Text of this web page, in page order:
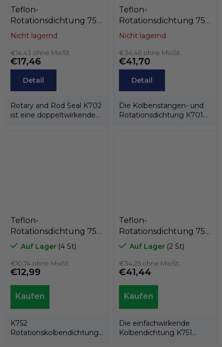
Teflon-
Rotationsdichtung 75 x
86 x 4,2
PTFE+Bronze/NBR,
Kastas K702-075
Nicht lagernd
€14,43 ohne MwSt.
€17,46
Detail
Rotary and Rod Seal K702
ist eine doppeltwirkende
Teflon-
Rotationsdichtung 75 x
84,4 x 7,1
PTFE+C/Edelstahlfeder,
Kastas K701-075
Nicht lagernd
€34,46 ohne MwSt.
€41,70
Detail
Die Kolbenstangen- und
Rotationsdichtung K701
Teflon-
Rotationsdichtung 75 x
67,5 x 3,2
PTFE+Bronze/NBR,
Kastas K752-075
Auf Lager (4 St)
€10,74 ohne MwSt.
€12,99
K752
Rotationskolbendichtung
Teflon-
Rotationsdichtung 75 x
65,6 x 7,1
PTFE+C/Edelstahlfeder,
Kastas K751-075
Auf Lager (2 St)
€34,25 ohne MwSt.
€41,44
Die einfachwirkende
Kolbendichtung K751